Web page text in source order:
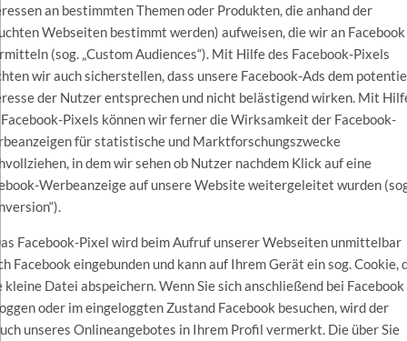
an bestimmten Themen oder Produkten, die anhand der
Webseiten bestimmt werden) aufweisen, die wir an Facebook
(sog. „Custom Audiences“). Mit Hilfe des Facebook-Pixels
wir auch sicherstellen, dass unsere Facebook-Ads dem
der Nutzer entsprechen und nicht belästigend wirken. Mit
Pixels können wir ferner die Wirksamkeit der Facebook-
für statistische und Marktforschungszwecke
in dem wir sehen ob Nutzer nachdem Klick auf eine
Werbeanzeige auf unsere Website weitergeleitet wurden
Facebook-Pixel wird beim Aufruf unserer Webseiten unmittelbar
Facebook eingebunden und kann auf Ihrem Gerät ein sog. Cookie,
kleine Datei abspeichern. Wenn Sie sich anschließend bei Facebook
oder im eingeloggten Zustand Facebook besuchen, wird der
unseres Onlineangebotes in Ihrem Profil vermerkt. Die über Sie